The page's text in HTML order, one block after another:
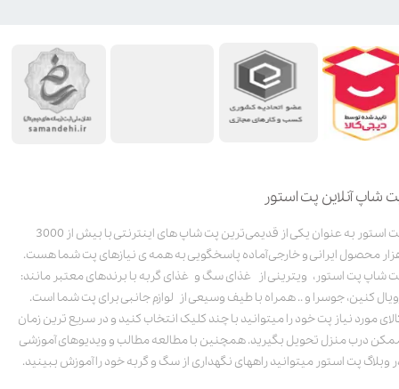
شاپ آنلاین پت استور
پت استور به عنوان یکی از قدیمی‌ترین پت شاپ های اینترنتی با بیش از 3000
محصول ایرانی و خارجی آماده پاسخگویی به همه ی نیازهای پت شما هست.
شاپ پت استور، ویترینی از غذای سگ و غذای گربه با برندهای معتبر مانند:
کنین، جوسرا و .. همراه با طیف وسیعی از لوازم جانبی برای پت شما است.
مورد نیاز پت خود را میتوانید با چند کلیک انتخاب کنید و در سریع ترین زمان
درب منزل تحویل بگیرید. همچنین با مطالعه مطالب و ویدیوهای آموزشی
وبلاگ پت استور میتوانید راههای نگهداری از سگ و گربه خود را آموزش ببینید.